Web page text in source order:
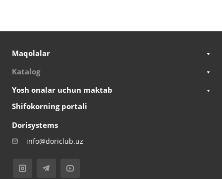
Maqolalar
Katalog
Yosh onalar uchun maktab
Shifokorning portali
Dorisystems
info@doriclub.uz